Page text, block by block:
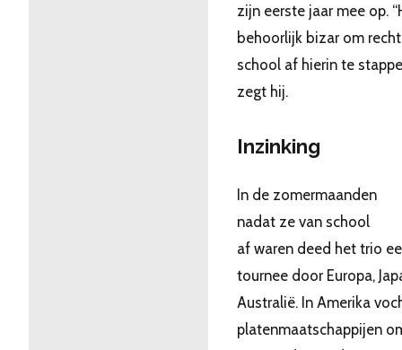
zijn eerste jaar mee op.
behoorlijk bizar om
school af hierin te
zegt hij.
Inzinking
In de zomermaanden
nadat ze van school
af waren deed het trio
tournee door Europa,
Australië. In Amerika
platenmaatschappijen